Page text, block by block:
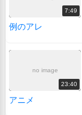
7:49
例のアレ
no image
23:40
アニメ